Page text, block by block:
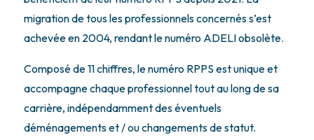
migration de tous les professionnels concernés s’est
achevée en 2004, rendant le numéro ADELI obsolète.
Composé de 11 chiffres, le numéro RPPS est unique et
accompagne chaque professionnel tout au long de sa
carrière, indépendamment des éventuels
déménagements et / ou changements de statut.